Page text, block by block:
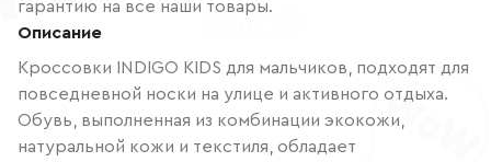
гарантию на все наши товары.
Описание
Кроссовки INDIGO KIDS для мальчиков, подходят для
повседневной носки на улице и активного отдыха.
Обувь, выполненная из комбинации экокожи,
натуральной кожи и текстиля, обладает